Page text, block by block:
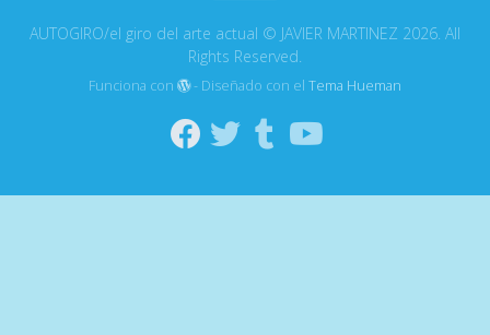
AUTOGIRO/el giro del arte actual © JAVIER MARTINEZ 2026. All
Rights Reserved.
Funciona con - Diseñado con elTema Hueman